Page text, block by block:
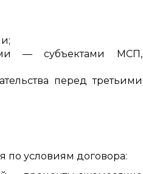
— субъектами МСП,
перед третьими
по условиям договора: